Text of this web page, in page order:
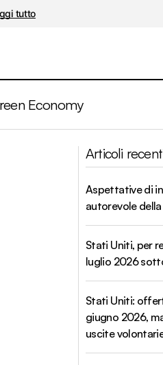
tutto
Economy
e fine QE
economia
Articoli
Aspettative di
autorevole
Stati Uniti, per
luglio 2026
Stati Uniti:
giugno 2026,
uscite